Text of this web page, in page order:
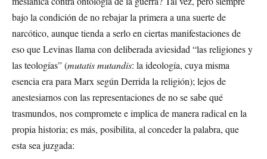
bajo la condición de no rebajar la primera a una suerte de
narcótico, aunque tienda a serlo en ciertas manifestaciones de
eso que Levinas llama con deliberada aviesidad “las religiones y
las teologías” (mutatis mutandis: la ideología, cuya misma
esencia era para Marx según Derrida la religión); lejos de
anestesiarnos con las representaciones de no se sabe qué
trasmundos, nos compromete e implica de manera radical en la
propia historia; es más, posibilita, al conceder la palabra, que
esta sea juzgada: